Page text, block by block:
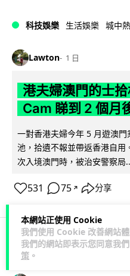
本網站正使用 Cookie
我們使用 Cookie 改善網站
我們的網站即表示您同意我
策 。
科技娛樂 生活娛樂 城中
Lawton 1 日
港夫婦澳門的士
Cam 睇到 2 個月
一對香港夫婦今年 5 月遊澳
池，拾遺不報並帶返香港自
次入境澳門時，被治安警察局
531 75 ↗ 分享
3C科技 家居無線